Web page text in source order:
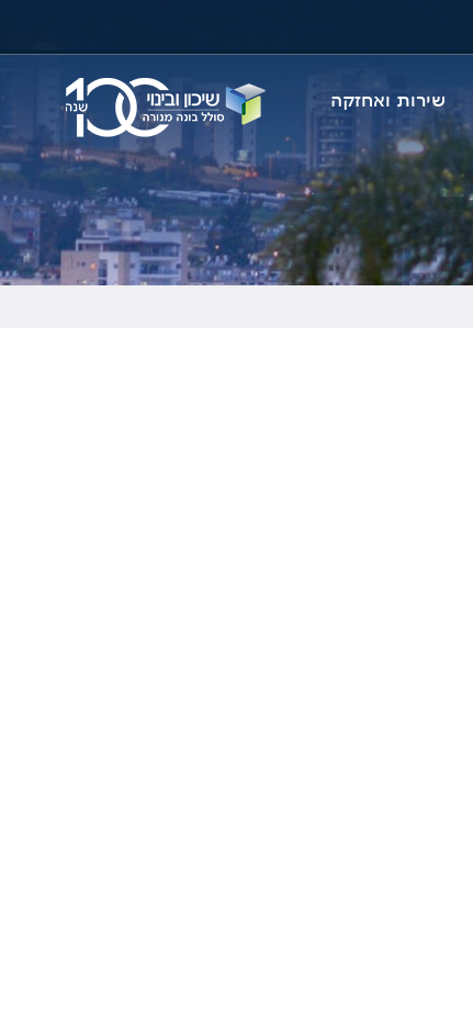
שירות ואחזקה